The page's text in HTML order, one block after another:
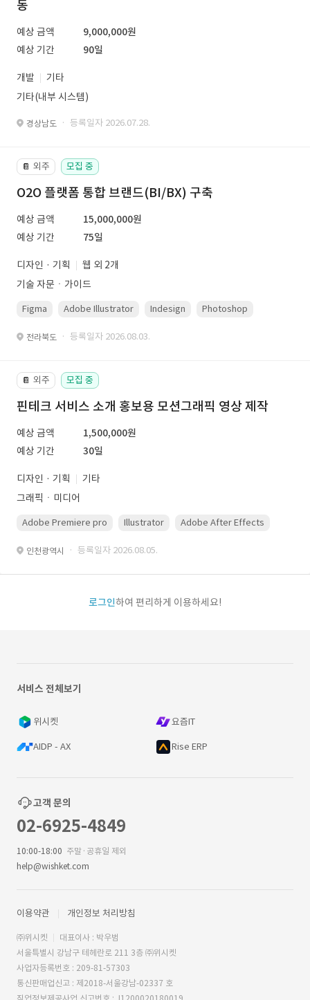
동
예상 금액
9,000,000원
예상 기간
90일
개발
기타
기타(내부 시스템)
경상남도 · 등록일자 2026.07.28.
📔 외주 모집 중
O2O 플랫폼 통합 브랜드(BI/BX) 구축
예상 금액
15,000,000원
예상 기간
75일
디자인 · 기획
웹 외 2개
기술 자문ㆍ가이드
Figma Adobe Illustrator Indesign Photoshop
전라북도 · 등록일자 2026.08.03.
📔 외주 모집 중
핀테크 서비스 소개 홍보용 모션그래픽 영상 제작
예상 금액
1,500,000원
예상 기간
30일
디자인 · 기획
기타
그래픽ㆍ미디어
Adobe Premiere pro Illustrator Adobe After Effects
인천광역시 · 등록일자 2026.08.05.
로그인하여 편리하게 이용하세요!
서비스 전체보기
위시켓 요즘IT
AIDP - AX Rise ERP
고객 문의
02-6925-4849
10:00-18:00 주말·공휴일 제외
help@wishket.com
이용약관 개인정보 처리방침
㈜위시켓
대표이사 : 박우범
서울특별시 강남구 테헤란로 211 3층 ㈜위시켓
사업자등록번호 : 209-81-57303
통신판매업신고 : 제2018-서울강남-02337 호